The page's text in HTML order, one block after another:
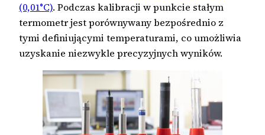
(0,01°C). Podczas kalibracji w punkcie stałym
termometr jest porównywany bezpośrednio z
tymi definiującymi temperaturami, co umożliwia
uzyskanie niezwykle precyzyjnych wyników.